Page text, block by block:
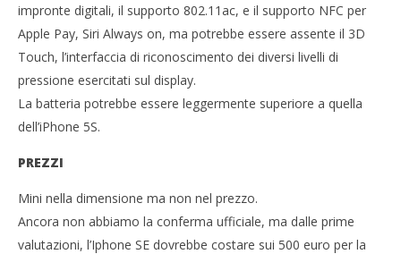
impronte digitali, il supporto 802.11ac, e il supporto NFC per
Apple Pay, Siri Always on, ma potrebbe essere assente il 3D
Touch, l’interfaccia di riconoscimento dei diversi livelli di
pressione esercitati sul display.
La batteria potrebbe essere leggermente superiore a quella
dell’iPhone 5S.
PREZZI
Mini nella dimensione ma non nel prezzo.
Ancora non abbiamo la conferma ufficiale, ma dalle prime
valutazioni, l’Iphone SE dovrebbe costare sui 500 euro per la